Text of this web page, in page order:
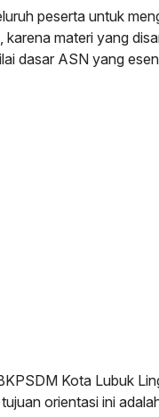
peserta untuk
materi yang
dasar ASN yang
Kota Lubuk
orientasi ini